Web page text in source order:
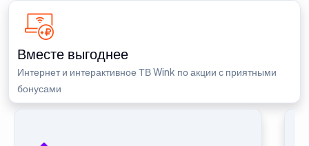
Вместе выгоднее
Интернет и интерактивное ТВ Wink по акции с приятными
бонусами